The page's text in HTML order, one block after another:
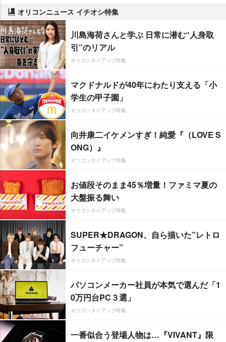
オリコンニュース イチオシ特集
川島海荷さんと学ぶ 日常に潜む“人身取
引”のリアル
オリコンタイアップ特集
マクドナルドが40年にわたり支える「小
学生の甲子園」
オリコンタイアップ特集
向井康二イケメンすぎ！純愛『（LOVE S
ONG）』
オリコンタイアップ特集
お値段そのまま45％増量！ファミマ夏の
大盤振る舞い
オリコンタイアップ特集
SUPER★DRAGON、自ら描いた”レトロ
フューチャー”
オリコンタイアップ特集
パソコンメーカー社員が本気で選んだ「1
0万円台PC３選」
オリコンタイアップ特集
一番似合う登場人物は…『VIVANT』限